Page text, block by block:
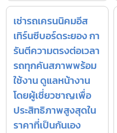
เช่ารถเครนนิคมอีส
เทิร์นซีบอร์ดระยอง กา
รันตีความตรงต่อเวลา
รถทุกคันสภาพพร้อม
ใช้งาน ดูแลหน้างาน
โดยผู้เชี่ยวชาญเพื่อ
ประสิทธิภาพสูงสุดใน
ราคาที่เป็นกันเอง